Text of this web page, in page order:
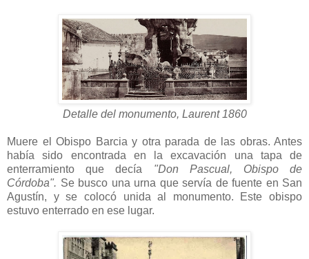
Detalle del monumento, Laurent 1860
Muere el Obispo Barcia y otra parada de las obras. Antes
había sido encontrada en la excavación una tapa de
enterramiento que decía "Don Pascual, Obispo de
Córdoba". Se busco una urna que servía de fuente en San
Agustín, y se colocó unida al monumento. Este obispo
estuvo enterrado en ese lugar.